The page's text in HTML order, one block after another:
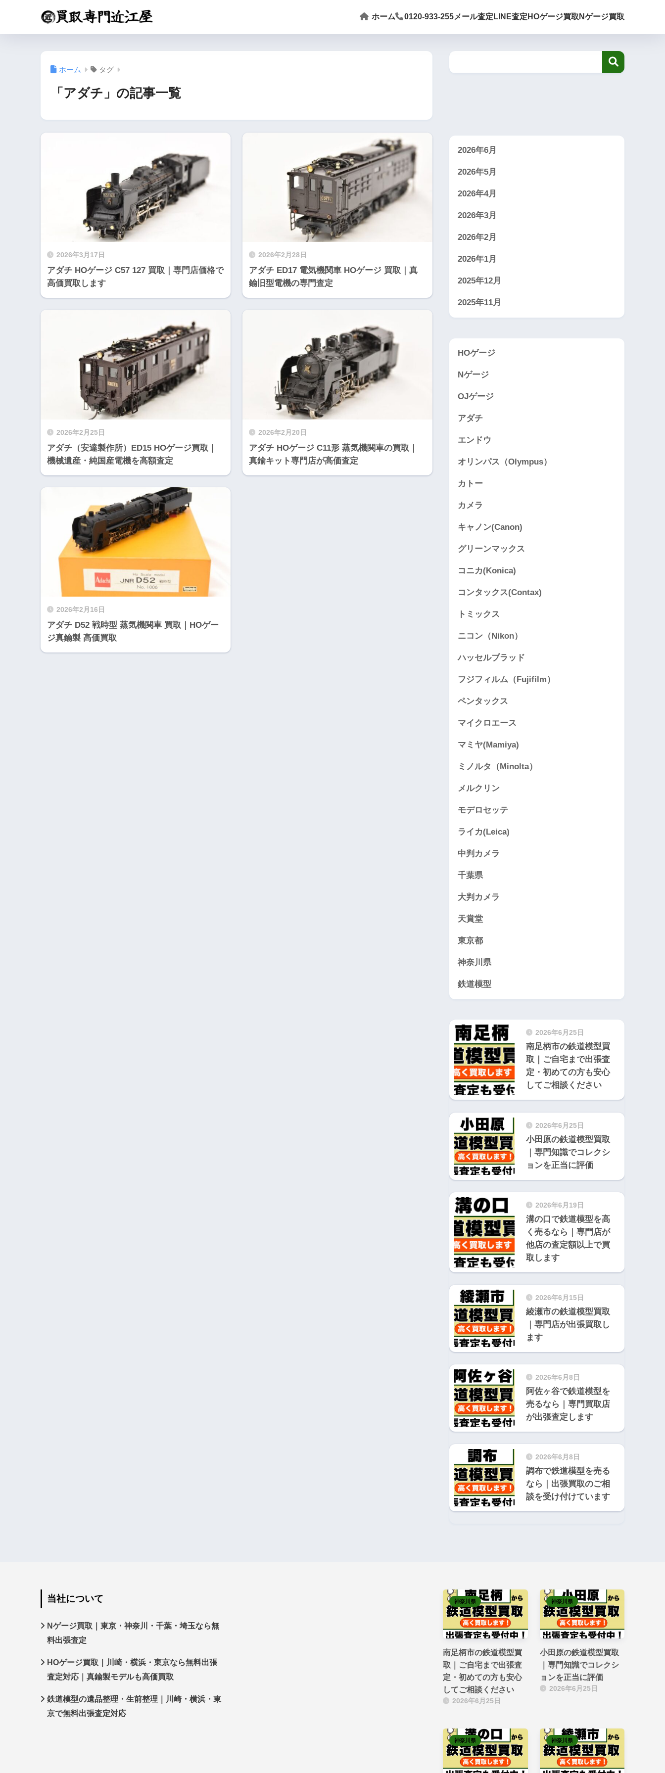
ホーム 0120-933-255メール査定 LINE査定 HOゲージ買取 Nゲージ買取
ホーム タグ
「アダチ」の記事一覧
2026年3月17日
アダチ HOゲージ C57 127 買取｜専門店価格で
高価買取します
2026年2月28日
アダチ ED17 電気機関車 HOゲージ 買取｜真
鍮旧型電機の専門査定
2026年2月25日
アダチ（安達製作所）ED15 HOゲージ買取｜
機械遺産・純国産電機を高額査定
2026年2月20日
アダチ HOゲージ C11形 蒸気機関車の買取｜
真鍮キット専門店が高価査定
2026年2月16日
アダチ D52 戦時型 蒸気機関車 買取｜HOゲー
ジ真鍮製 高価買取
2026年6月
2026年5月
2026年4月
2026年3月
2026年2月
2026年1月
2025年12月
2025年11月
HOゲージ
Nゲージ
OJゲージ
アダチ
エンドウ
オリンパス（Olympus）
カトー
カメラ
キャノン(Canon)
グリーンマックス
コニカ(Konica)
コンタックス(Contax)
トミックス
ニコン（Nikon）
ハッセルブラッド
フジフィルム（Fujifilm）
ペンタックス
マイクロエース
マミヤ(Mamiya)
ミノルタ（Minolta）
メルクリン
モデロセッテ
ライカ(Leica)
中判カメラ
千葉県
大判カメラ
天賞堂
東京都
神奈川県
鉄道模型
2026年6月25日
南足柄市の鉄道模型買
取｜ご自宅まで出張査
定・初めての方も安心
してご相談ください
2026年6月25日
小田原の鉄道模型買取
｜専門知識でコレクシ
ョンを正当に評価
2026年6月19日
溝の口で鉄道模型を高
く売るなら｜専門店が
他店の査定額以上で買
取します
2026年6月15日
綾瀬市の鉄道模型買取
｜専門店が出張買取し
ます
2026年6月8日
阿佐ヶ谷で鉄道模型を
売るなら｜専門買取店
が出張査定します
2026年6月8日
調布で鉄道模型を売る
なら｜出張買取のご相
談を受け付けています
当社について
Nゲージ買取｜東京・神奈川・千葉・埼玉なら無
料出張査定
HOゲージ買取｜川崎・横浜・東京なら無料出張
査定対応｜真鍮製モデルも高価買取
鉄道模型の遺品整理・生前整理｜川崎・横浜・東
京で無料出張査定対応
南足柄市の鉄道模型買
取｜ご自宅まで出張査
定・初めての方も安心
してご相談ください
2026年6月25日
神奈川県
小田原の鉄道模型買取
｜専門知識でコレクシ
ョンを正当に評価
2026年6月25日
神奈川県
神奈川県 神奈川県